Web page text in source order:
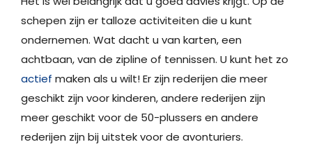
schepen zijn er talloze activiteiten die u kunt
ondernemen. Wat dacht u van karten, een
achtbaan, van de zipline of tennissen. U kunt het zo
actief maken als u wilt! Er zijn rederijen die meer
geschikt zijn voor kinderen, andere rederijen zijn
meer geschikt voor de 50-plussers en andere
rederijen zijn bij uitstek voor de avonturiers.